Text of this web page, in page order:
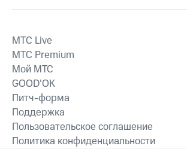
MTС Live
MTС Premium
Мой МТС
GOOD’OK
Питч-форма
Поддержка
Пользовательское соглашение
Политика конфиденциальности